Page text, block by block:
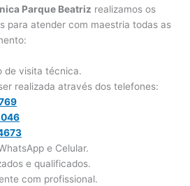
Parque Beatriz realizamos os
para atender com maestria todas as
de visita técnica.
realizada através dos telefones:
e Celular.
e qualificados.
com profissional.